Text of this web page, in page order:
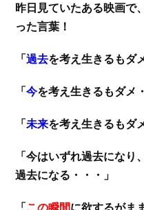
昨日見ていたある映画で
った言葉！
「過去を考え生きるもダ
「今を考え生きるもダメ
「未来を考え生きるもダ
「今はいずれ過去にな
過去になる・・・」
「この瞬間に欲するがま